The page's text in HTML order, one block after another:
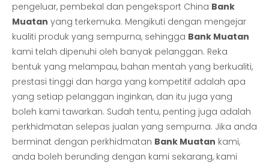
pengeluar, pembekal dan pengeksport China Bank
Muatan yang terkemuka. Mengikuti dengan mengejar
kualiti produk yang sempurna, sehingga Bank Muatan
kami telah dipenuhi oleh banyak pelanggan. Reka
bentuk yang melampau, bahan mentah yang berkualiti,
prestasi tinggi dan harga yang kompetitif adalah apa
yang setiap pelanggan inginkan, dan itu juga yang
boleh kami tawarkan. Sudah tentu, penting juga adalah
perkhidmatan selepas jualan yang sempurna. Jika anda
berminat dengan perkhidmatan Bank Muatan kami,
anda boleh berunding dengan kami sekarang, kami